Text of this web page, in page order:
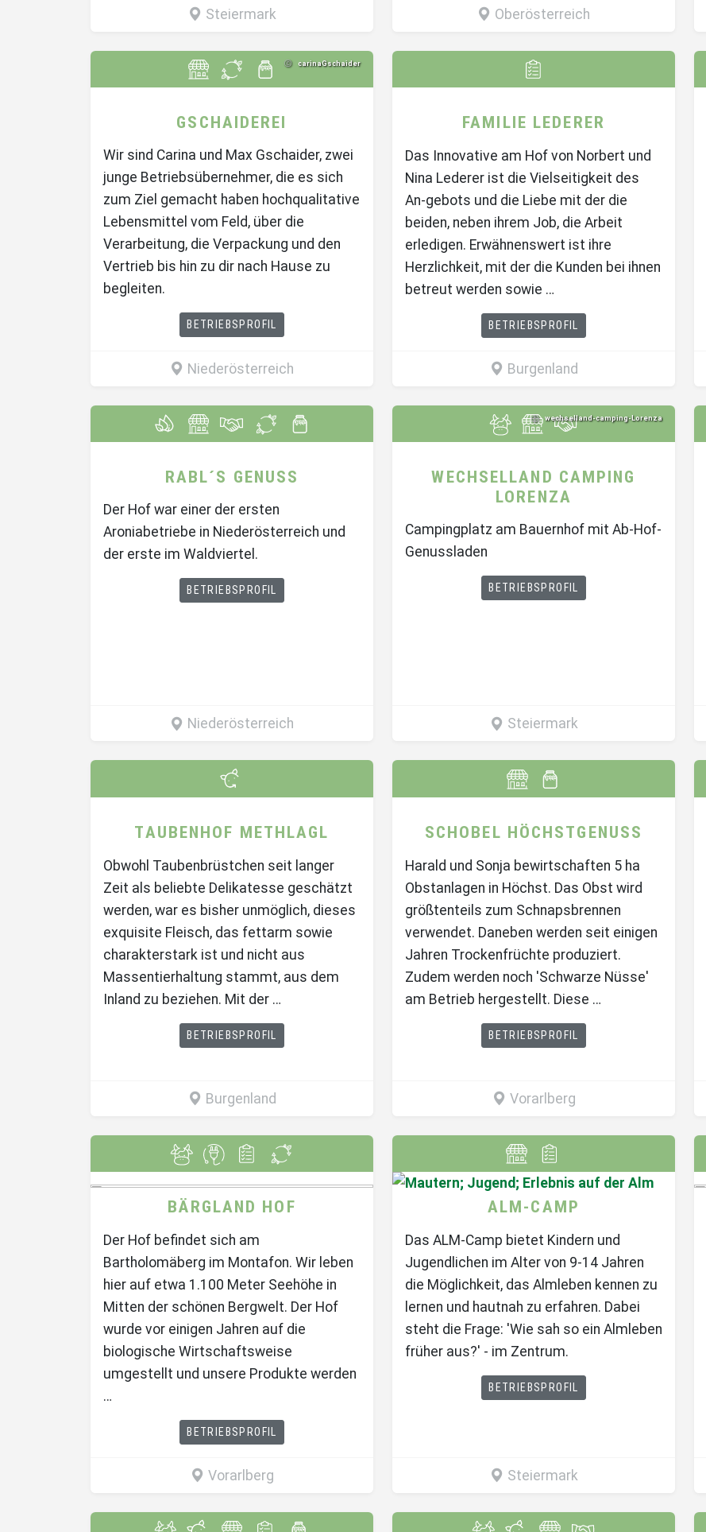
Steiermark Oberösterreich
carinaGschaider
GSCHAIDEREI
Wir sind Carina und Max Gschaider, zwei
junge Betriebsübernehmer, die es sich
zum Ziel gemacht haben hochqualitative
Lebensmittel vom Feld, über die
Verarbeitung, die Verpackung und den
Vertrieb bis hin zu dir nach Hause zu
begleiten.
BETRIEBSPROFIL
Niederösterreich
FAMILIE LEDERER
Das Innovative am Hof von Norbert und
Nina Lederer ist die Vielseitigkeit des
An-gebots und die Liebe mit der die
beiden, neben ihrem Job, die Arbeit
erledigen. Erwähnenswert ist ihre
Herzlichkeit, mit der die Kunden bei ihnen
betreut werden sowie …
BETRIEBSPROFIL
Burgenland
RABL´S GENUSS
Der Hof war einer der ersten
Aroniabetriebe in Niederösterreich und
der erste im Waldviertel.
BETRIEBSPROFIL
Niederösterreich
wechselland-camping-Lorenza
WECHSELLAND CAMPING
LORENZA
Campingplatz am Bauernhof mit Ab-Hof-
Genussladen
BETRIEBSPROFIL
Steiermark
TAUBENHOF METHLAGL
Obwohl Taubenbrüstchen seit langer
Zeit als beliebte Delikatesse geschätzt
werden, war es bisher unmöglich, dieses
exquisite Fleisch, das fettarm sowie
charakterstark ist und nicht aus
Massentierhaltung stammt, aus dem
Inland zu beziehen. Mit der …
BETRIEBSPROFIL
Burgenland
SCHOBEL HÖCHSTGENUSS
Harald und Sonja bewirtschaften 5 ha
Obstanlagen in Höchst. Das Obst wird
größtenteils zum Schnapsbrennen
verwendet. Daneben werden seit einigen
Jahren Trockenfrüchte produziert.
Zudem werden noch 'Schwarze Nüsse'
am Betrieb hergestellt. Diese …
BETRIEBSPROFIL
Vorarlberg
BÄRGLAND HOF
Der Hof befindet sich am
Bartholomäberg im Montafon. Wir leben
hier auf etwa 1.100 Meter Seehöhe in
Mitten der schönen Bergwelt. Der Hof
wurde vor einigen Jahren auf die
biologische Wirtschaftsweise
umgestellt und unsere Produkte werden
…
BETRIEBSPROFIL
Vorarlberg
ALM-CAMP
Das ALM-Camp bietet Kindern und
Jugendlichen im Alter von 9-14 Jahren
die Möglichkeit, das Almleben kennen zu
lernen und hautnah zu erfahren. Dabei
steht die Frage: 'Wie sah so ein Almleben
früher aus?' - im Zentrum.
BETRIEBSPROFIL
Steiermark